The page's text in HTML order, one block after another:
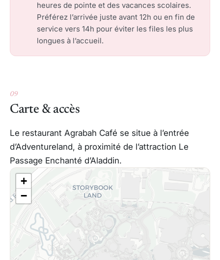
heures de pointe et des vacances scolaires.
Préférez l’arrivée juste avant 12h ou en fin de
service vers 14h pour éviter les files les plus
longues à l’accueil.
09
Carte & accès
Le restaurant Agrabah Café se situe à l’entrée
d’Adventureland, à proximité de l’attraction Le
Passage Enchanté d’Aladdin.
+
−